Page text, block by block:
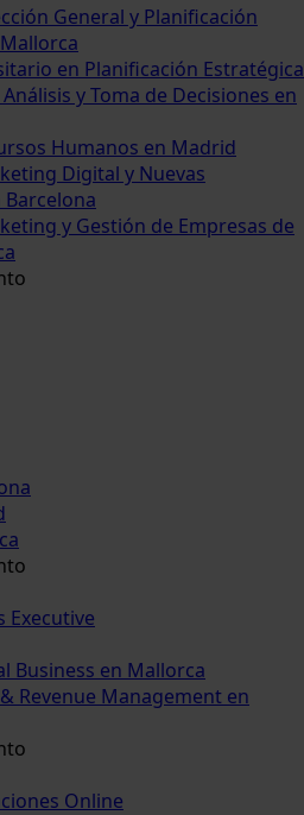
General y Planificación
en Planificación Estratégica
y Toma de Decisiones en
Humanos en Madrid
Digital y Nuevas
y Gestión de Empresas de
Executive
Business en Mallorca
Revenue Management en
Online